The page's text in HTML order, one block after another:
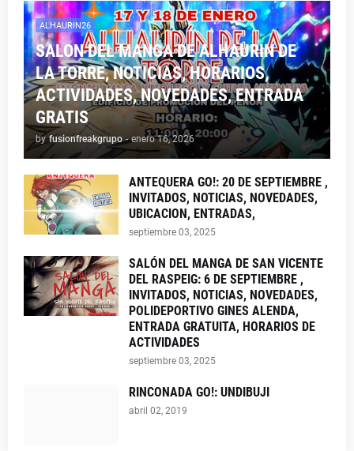
ALHAURIN26
SALON DEL MANGA DE ALHAURIN DE
LA TORRE, NOTICIAS, HORARIOS,
ACTIVIDADES, NOVEDADES, ENTRADA
GRATIS
by fusionfreakgrupo - enero 16, 2026
ANTEQUERA GO!: 20 DE SEPTIEMBRE ,
INVITADOS, NOTICIAS, NOVEDADES,
UBICACION, ENTRADAS,
septiembre 03, 2025
SALÓN DEL MANGA DE SAN VICENTE
DEL RASPEIG: 6 DE SEPTIEMBRE ,
INVITADOS, NOTICIAS, NOVEDADES,
POLIDEPORTIVO GINES ALENDA,
ENTRADA GRATUITA, HORARIOS DE
ACTIVIDADES
septiembre 03, 2025
RINCONADA GO!: UNDIBUJI
abril 02, 2019